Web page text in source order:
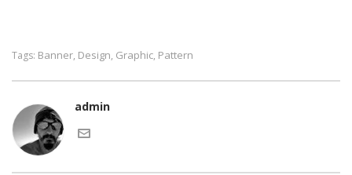
Tags: Banner, Design, Graphic, Pattern
admin